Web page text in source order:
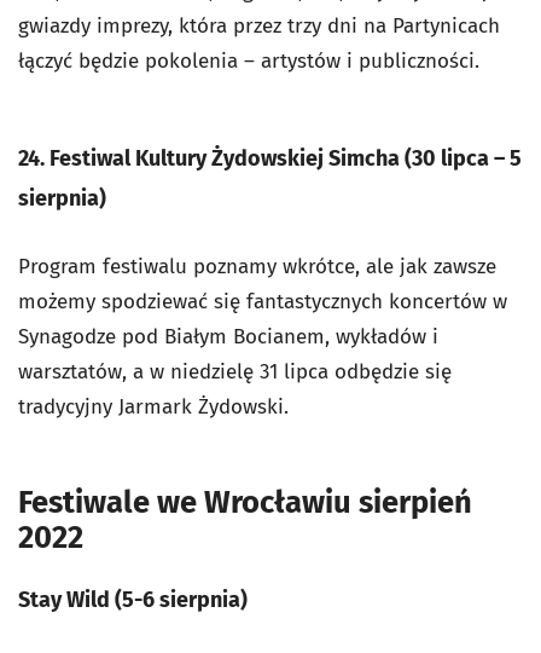
gwiazdy imprezy, która przez trzy dni na Partynicach
łączyć będzie pokolenia – artystów i publiczności.
24. Festiwal Kultury Żydowskiej Simcha (30 lipca–5
sierpnia)
Program festiwalu poznamy wkrótce, ale jak zawsze
możemy spodziewać się fantastycznych koncertów w
Synagodze pod Białym Bocianem, wykładów i
warsztatów, a w niedzielę 31 lipca odbędzie się
tradycyjny Jarmark Żydowski.
Festiwale we Wrocławiu sierpień
2022
Stay Wild (5-6 sierpnia)